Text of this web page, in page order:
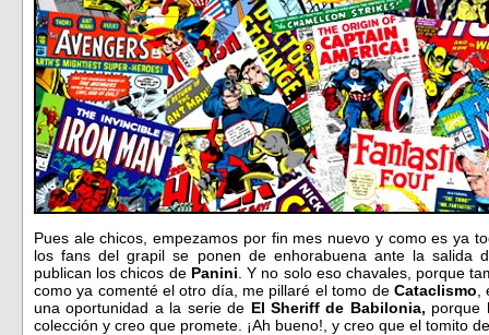
Pues ale chicos, empezamos por fin mes nuevo y como es ya
los fans del grapil se ponen de enhorabuena ante la salida
publican los chicos de Panini . Y no solo eso chavales, porque
como ya comenté el otro día, me pillaré el tomo de Cataclismo
una oportunidad a la serie de El Sheriff de Babilonia, porque
colección y creo que promete. ¡Ah bueno!, y creo que el tomito